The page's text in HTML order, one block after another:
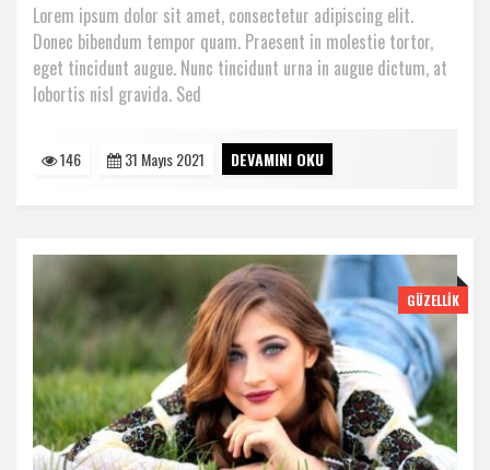
Lorem ipsum dolor sit amet, consectetur adipiscing elit.
Donec bibendum tempor quam. Praesent in molestie tortor,
eget tincidunt augue. Nunc tincidunt urna in augue dictum, at
lobortis nisl gravida. Sed
146 31 Mayıs 2021 DEVAMINI OKU
GÜZELLIK